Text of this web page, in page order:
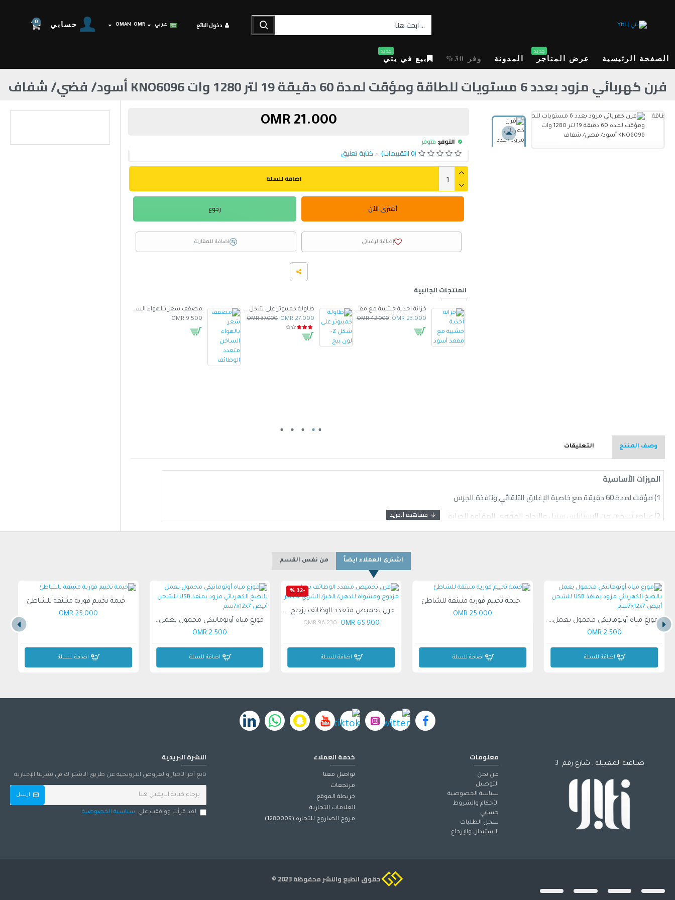
دخول البائع عربي OMR
OMAN حسابي 0
الصفحة الرئيسية عرض المتاجر
جديد
المدونة وفر 30% بيع في يتي
جديد
فرن كهربائي مزود بعدد 6 مستويات للطاقة ومؤقت لمدة 60 دقيقة 19 لتر 1280 وات KNO6096 أسود/ فضي/ شفاف
التوفر: متوفر
(0 التقييمات) - كتابة تعليق
21.000 OMR
اضافة للسلة
أشترى الأن رجوع
إضافة لرغباتي اضافة للمقارنة
المنتجات الجانبية
خزانة أحذية خشبية مع مقعد أسود
23.000 OMR
42.000 OMR
طاولة كمبيوتر على شكل Z- لون بيج
27.000 OMR
37.000 OMR
مصفف شعر بالهواء الساخن متعدد الوظائف
9.500 OMR
وصف المنتج التعليقات
الميزات الأساسية
1) مؤقت لمدة 60 دقيقة مع خاصية الإغلاق التلقائي ونافذة الجرس
2) عناصر تسخين من الاستانلس ستيل والزجاج المقوى المقاوم للحرارة
3) تقلل التكنولوجيا المبتكرة من وقت الطهي بشكل كبير
اشترى العملاء ايضاً من نفس القسم
موزع مياه أوتوماتيكي محمول يعمل بالضخ الكهربائي مزود بمنفذ USB للشحن أبيض 7x12x7سم
2.500 OMR
اضافة للسلة
خيمة تخييم فورية منبثقة للشاطئ
25.000 OMR
اضافة للسلة
-32 %
فرن تحميص متعدد الوظائف بزجاج مزدوج ومشواة للدهن/ الخبز/ الشوي 70 لتر
65.900 OMR
96.230 OMR
اضافة للسلة
موزع مياه أوتوماتيكي محمول يعمل بالضخ الكهربائي مزود بمنفذ USB للشحن أبيض 7x12x7سم
2.500 OMR
اضافة للسلة
خيمة تخييم فورية منبثقة للشاطئ
25.000 OMR
اضافة للسلة
صناعية المعبيلة , شارع رقم 3
معلومات
من نحن
التوصيل
سياسة الخصوصية
الأحكام والشروط
حسابي
سجل الطلبات
الاستبدال والإرجاع
خدمة العملاء
تواصل معنا
مرتجعات
خريطة الموقع
العلامات التجارية
مروج الصاروج للتجارة (1280009)
النشرة البريدية
تابع آخر الأخبار والعروض الترويجية عن طريق الاشتراك في نشرتنا الإخبارية
ارسل
لقد قرأت ووافقت على سياسية الخصوصية
حقوق الطبع والنشر محفوظة 2023 ©